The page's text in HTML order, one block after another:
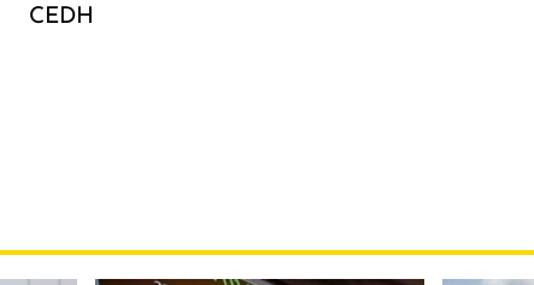
CEDH